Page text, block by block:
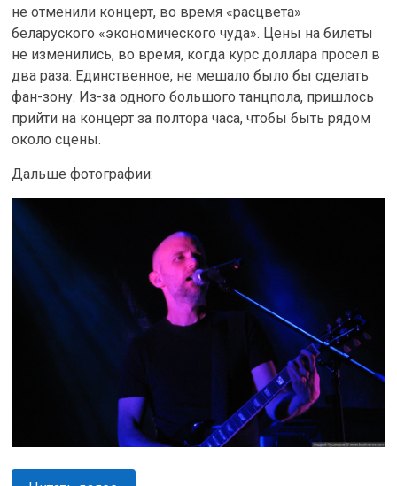
не отменили концерт, во время «расцвета»
беларуского «экономического чуда». Цены на билеты
не изменились, во время, когда курс доллара просел в
два раза. Единственное, не мешало было бы сделать
фан-зону. Из-за одного большого танцпола, пришлось
прийти на концерт за полтора часа, чтобы быть рядом
около сцены.
Дальше фотографии: